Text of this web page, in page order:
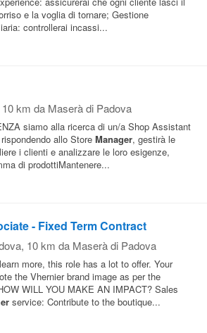
e la voglia di tornare; Gestione
controllerai incassi...
10 km da Maserà di Padova
siamo alla ricerca di un/a Shop Assistant
allo Store Manager, gestirà le
i clienti e analizzare le loro esigenze,
di prodottiMantenere...
- Fixed Term Contract
, 10 km da Maserà di Padova
more, this role has a lot to offer. Your
the Vhernier brand image as per the
WILL YOU MAKE AN IMPACT? Sales
service: Contribute to the boutique...